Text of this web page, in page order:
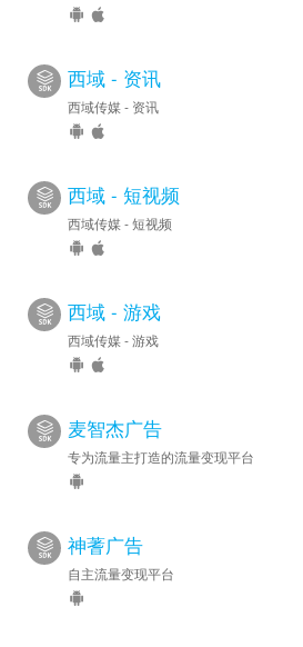
西域 - 资讯
西域传媒 - 资讯
西域 - 短视频
西域传媒 - 短视频
西域 - 游戏
西域传媒 - 游戏
麦智杰广告
专为流量主打造的流量变现平台
神蓍广告
自主流量变现平台